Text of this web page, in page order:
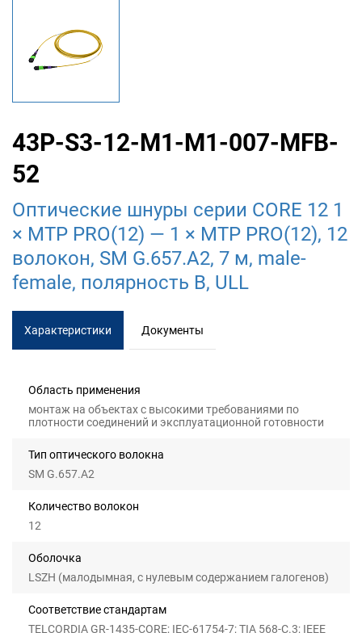
43P-S3-12-M1-M1-007-MFB-
52
Оптические шнуры серии CORE 12 1
× MTP PRO(12) — 1 × MTP PRO(12), 12
волокон, SM G.657.A2, 7 м, male-
female, полярность B, ULL
Характеристики Документы
Область применения
монтаж на объектах с высокими требованиями по
плотности соединений и эксплуатационной готовности
Тип оптического волокна
SM G.657.A2
Количество волокон
12
Оболочка
LSZH (малодымная, с нулевым содержанием галогенов)
Соответствие стандартам
TELCORDIA GR-1435-CORE; IEC-61754-7; TIA 568-C.3; IEEE